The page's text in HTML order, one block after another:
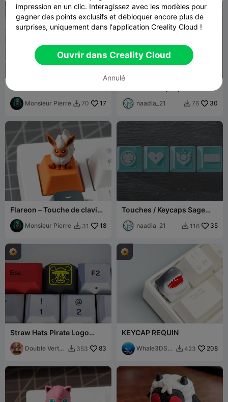
Snorlax – Touche de clavier
mécanique Pokémon
Monsieur Pierre  70 17 naadia_21  76 30
Flareon – Touche de clavier
mécanique Pokémon
Monsieur Pierre  31 18
Touches / Keycaps Sage
naadia_21  116 35
Straw Hats Pirate Logo
Keycap – (XDA/DSA
Compatible)
Double Vertex
 353 83
KEYCAP REQUIN
Whale3DStu  423 208
impression en un clic. Interagissez avec les modèles pour
gagner des points exclusifs et débloquer encore plus de
surprises, uniquement dans l'application Creality Cloud !
Ouvrir dans Creality Cloud
Annulé